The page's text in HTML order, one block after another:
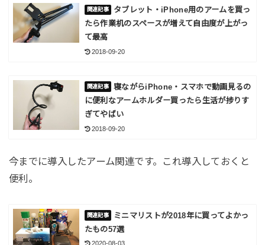
タブレット・iPhone用のアームを買っ
たら作業机のスペースが増えて自由度が上がっ
て最高
2018-09-20
寝ながらiPhone・スマホで動画見るの
に便利なアームホルダー買ったら生活が捗りす
ぎてやばい
2018-09-20
今までに導入したアーム関連です。これ導入しておくと
便利。
ミニマリストが2018年に買ってよかっ
たもの57選
2020-08-03